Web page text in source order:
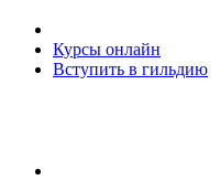
Курсы онлайн
Вступить в гильдию